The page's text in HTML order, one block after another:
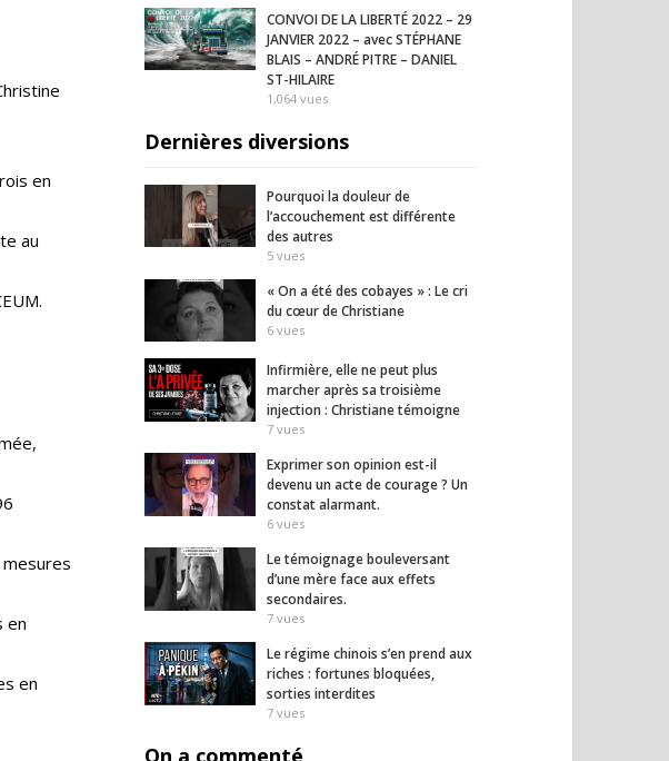
en
au
en
en
CONVOI DE LA LIBERTÉ 2022 – 29
JANVIER 2022 – avec STÉPHANE
BLAIS – ANDRÉ PITRE – DANIEL
ST-HILAIRE
1,064 vues
Dernières diversions
Pourquoi la douleur de
l’accouchement est différente
des autres
5 vues
« On a été des cobayes » : Le cri
du cœur de Christiane
6 vues
Infirmière, elle ne peut plus
marcher après sa troisième
injection : Christiane témoigne
7 vues
Exprimer son opinion est-il
devenu un acte de courage ? Un
constat alarmant.
6 vues
Le témoignage bouleversant
d’une mère face aux effets
secondaires.
7 vues
Le régime chinois s’en prend aux
riches : fortunes bloquées,
sorties interdites
7 vues